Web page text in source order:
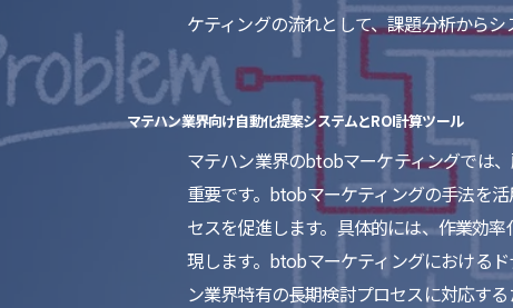
ケティングの流れとして、課題分析から
マテハン業界向け自動化提案システムとROI計算ツール
マテハン業界のbtobマーケティングでは
重要です。btobマーケティングの手法を
セスを促進します。具体的には、作業効
現します。btobマーケティングにおける
ン業界特有の長期検討プロセスに対応す